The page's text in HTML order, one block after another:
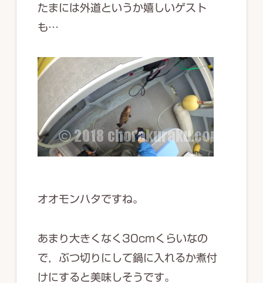
たまには外道というか嬉しいゲスト
も…
オオモンハタですね。
あまり大きくなく30cmくらいなの
で，ぶつ切りにして鍋に入れるか煮付
けにすると美味しそうです。